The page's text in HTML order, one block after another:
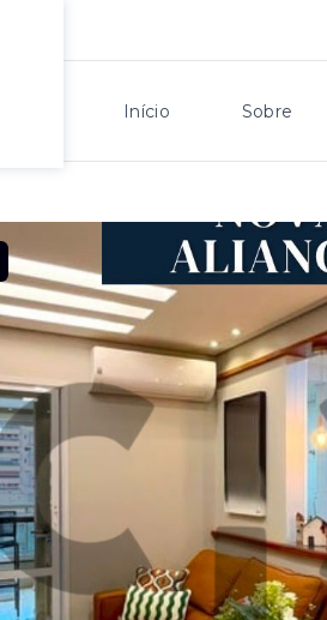
Início Sobre